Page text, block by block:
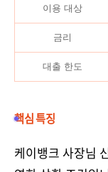
이용 대상
금리
대출 한도
핵심 특징
케이뱅크 사장님